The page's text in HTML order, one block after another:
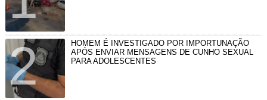
HOMEM É INVESTIGADO POR IMPORTUNAÇÃO
APÓS ENVIAR MENSAGENS DE CUNHO SEXUAL
PARA ADOLESCENTES